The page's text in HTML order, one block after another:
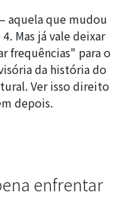
aquela que mudou
Mas já vale deixar
frequências" para o
da história do
Ver isso direito
depois.
enfrentar